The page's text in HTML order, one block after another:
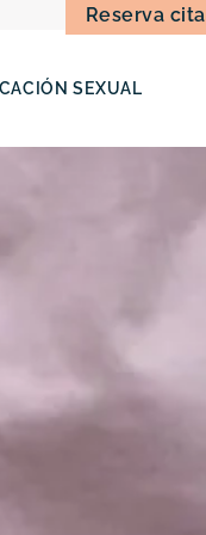
Reserva
SEXUAL